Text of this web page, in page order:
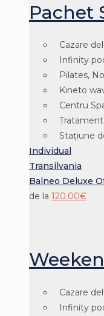
Pachet
Cazare
Infinity
Pilates,
Kineto
Centru
Stațiune
Individual
Transilvania
Balneo Deluxe
de la 120.00€
Cazare
Infinity